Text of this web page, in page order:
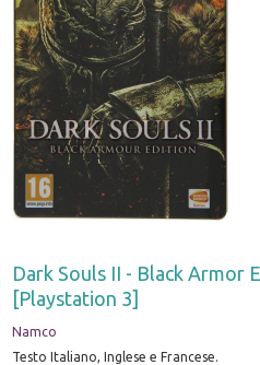
Dark Souls II - Black Armor
[Playstation 3]
Namco
Testo Italiano, Inglese e Francese.